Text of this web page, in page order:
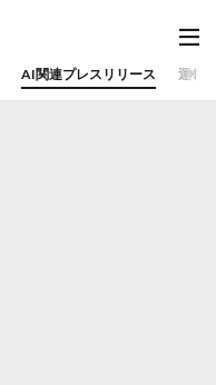
AI関連プレスリリース 運営